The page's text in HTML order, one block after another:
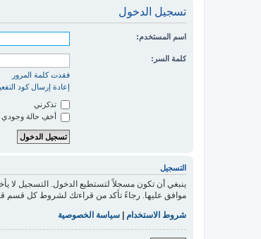
تسجيل الدخول
اسم المستخدم:
كلمة السر:
فقدت كلمة المرور
إعادة إرسال كود
تذكرني
أخفِ حالة وجودي
التسجيل
ينبغي أن تكون مسجلاً لتستطيع الدخول. التسجيل لا
موافق عليها. رجاءً تأكد من قراءتك لشروط كل قسم
شروط الاستخدام
سياسة الخصوصية